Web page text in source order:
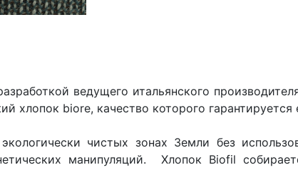
ведущего итальянского
хлопок biore, качество которого
чистых зонах Земли без
манипуляций. Хлопок Biofil